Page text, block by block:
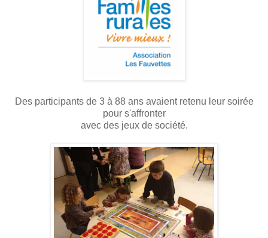
Des participants de 3 à 88 ans avaient retenu leur soirée
pour s'affronter
avec des jeux de société.